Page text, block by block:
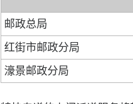
邮政总局
红街市邮政分局
濠景邮政分局